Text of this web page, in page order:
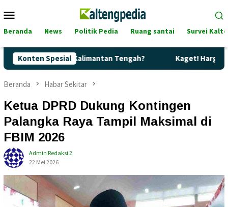
ke
Mobile
Beranda News Politik Pedia Ruang santai Survei
Konten Spesial
di Kalimantan Tengah? Kaget! Harga Pertamax di
Beranda Habar Sekitar
Ketua DPRD Dukung Kontingen
Palangka Raya Tampil Maksimal di
FBIM 2026
Admin Redaksi 2
22 Mei 2026